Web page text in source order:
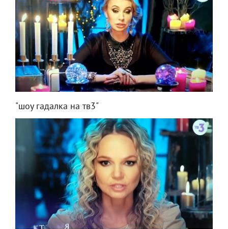
"шоу гадалка на тв3"